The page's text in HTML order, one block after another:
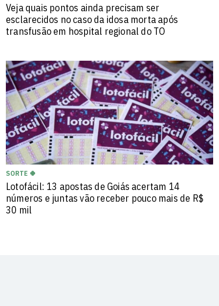
Veja quais pontos ainda precisam ser
esclarecidos no caso da idosa morta após
transfusão em hospital regional do TO
SORTE 🍀
Lotofácil: 13 apostas de Goiás acertam 14
números e juntas vão receber pouco mais de R$
30 mil